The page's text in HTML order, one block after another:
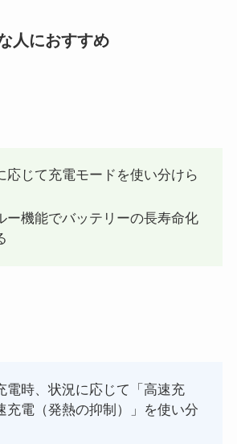
人におすすめ
応じて充電モードを使い分けら
ー機能でバッテリーの長寿命化
電時、状況に応じて「高速充
充電（発熱の抑制）」を使い分